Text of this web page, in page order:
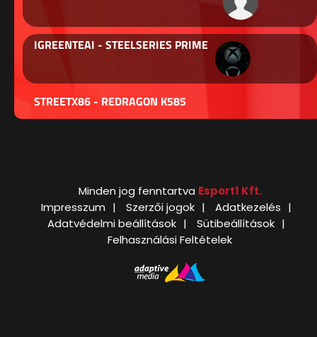
IGREENTEAI - STEELSERIES PRIME
STREETX86 - REDRAGON K585
Minden jog fenntartva Esport1 Kft.
Impresszum
Szerzői jogok
Adatkezelés
Adatvédelmi beállítások
Sütibeállítások
Felhasználási Feltételek